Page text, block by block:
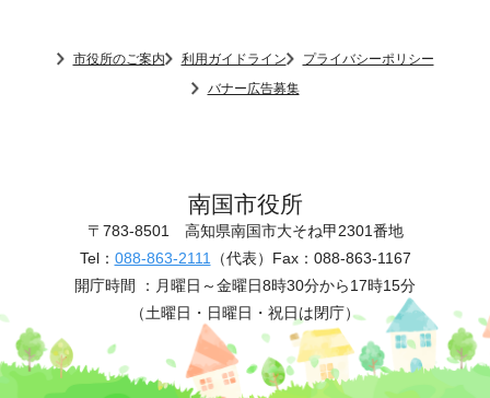
市役所のご案内 利用ガイドライン
プライバシーポリシー
バナー広告募集
南国市役所
〒783-8501 高知県南国市大そね甲2301番地
Tel： 088-863-2111 （代表） Fax：088-863-1167
開庁時間 ： 月曜日～金曜日8時30分から17時15分
（土曜日・日曜日・祝日は閉庁）